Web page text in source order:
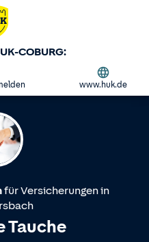
COBURG:
www.huk.de
für Versicherungen in
Tauche